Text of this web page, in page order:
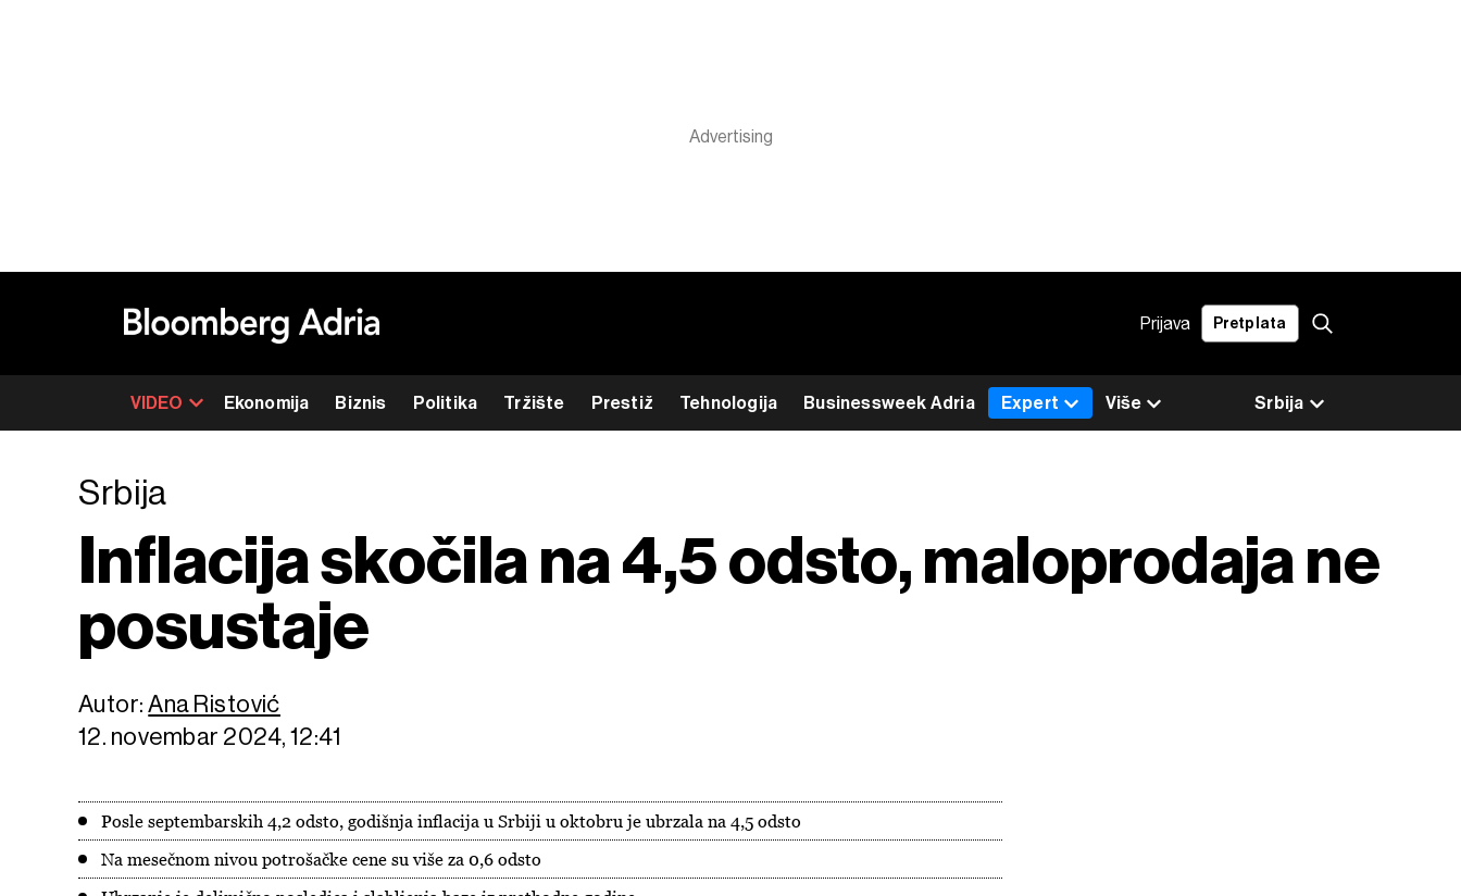
Prijava Pretplata
VIDEO Ekonomija Biznis Politika Tržište Prestiž Tehnologija Businessweek Adria Srbija
Expert Više
Srbija
Inflacija skočila na 4,5 odsto, maloprodaja ne
posustaje
Autor:Ana Ristović
12. novembar 2024, 12:41
Posle septembarskih 4,2 odsto, godišnja inflacija u Srbiji u oktobru je ubrzala na 4,5 odsto
Na mesečnom nivou potrošačke cene su više za 0,6 odsto